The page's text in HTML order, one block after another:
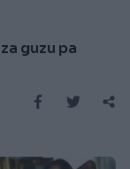
guzu pa